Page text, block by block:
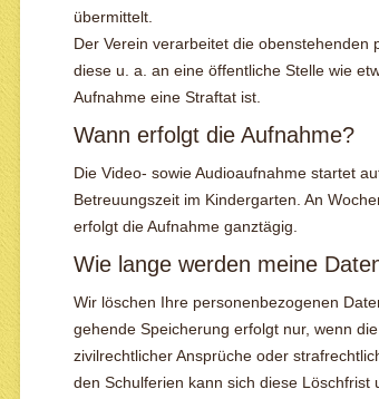
übermittelt.
Der Verein verarbeitet die
diese u. a. an eine öffentliche Stelle wie
Aufnahme eine Straftat ist.
Wann erfolgt die Aufnahme?
Die Video- sowie Audioaufnahme startet
Betreuungszeit im Kindergarten. An
erfolgt die Aufnahme ganztägig.
Wie lange werden meine
Wir löschen Ihre personenbezogenen
gehende Speicherung erfolgt nur, wenn
zivilrechtlicher Ansprüche oder
den Schulferien kann sich diese Löschfrist